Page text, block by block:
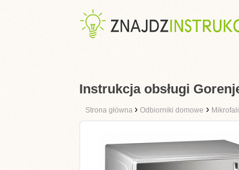
Instrukcja obsługi
Strona główna › Odbiorniki domowe ›